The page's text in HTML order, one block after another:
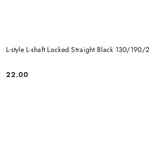
L-style L-shaft Locked Straight Black 130/
Cena:
22.00